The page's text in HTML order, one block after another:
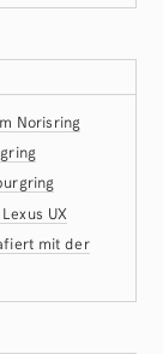
Norisring
UX
mit der